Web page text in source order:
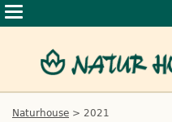
Naturhouse > 2021